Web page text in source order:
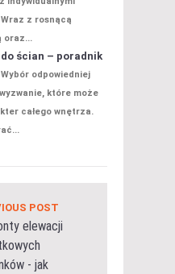
z rosnącą
oraz...
ścian – poradnik
Wybór odpowiedniej
które może
całego wnętrza.
POST
elewacji
- jak